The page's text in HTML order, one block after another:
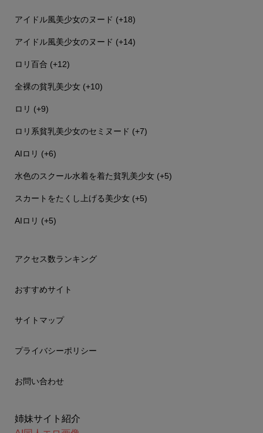
アイドル風美少女のヌード +18
アイドル風美少女のヌード +14
ロリ百合 +12
全裸の貧乳美少女 +10
ロリ +9
ロリ系貧乳美少女のセミヌード +7
AIロリ +6
水色のスクール水着を着た貧乳美少女 +5
スカートをたくし上げる美少女 +5
AIロリ +5
アクセス数ランキング
おすすめサイト
サイトマップ
プライバシーポリシー
お問い合わせ
姉妹サイト紹介